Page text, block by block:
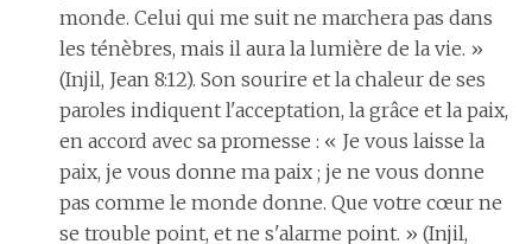
monde. Celui qui me suit ne marchera pas dans
les ténèbres, mais il aura la lumière de la vie. »
(Injil, Jean 8:12). Son sourire et la chaleur de ses
paroles indiquent l'acceptation, la grâce et la paix,
en accord avec sa promesse : « Je vous laisse la
paix, je vous donne ma paix ; je ne vous donne
pas comme le monde donne. Que votre cœur ne
se trouble point, et ne s'alarme point. » (Injil,